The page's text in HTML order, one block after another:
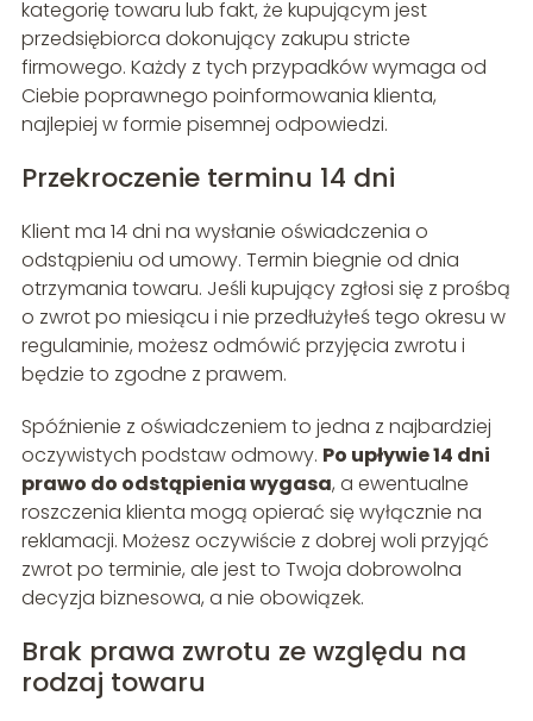
kategorię towaru lub fakt, że kupującym jest
przedsiębiorca dokonujący zakupu stricte
firmowego. Każdy z tych przypadków wymaga od
Ciebie poprawnego poinformowania klienta,
najlepiej w formie pisemnej odpowiedzi.
Przekroczenie terminu 14 dni
Klient ma 14 dni na wysłanie oświadczenia o
odstąpieniu od umowy. Termin biegnie od dnia
otrzymania towaru. Jeśli kupujący zgłosi się z prośbą
o zwrot po miesiącu i nie przedłużyłeś tego okresu w
regulaminie, możesz odmówić przyjęcia zwrotu i
będzie to zgodne z prawem.
Spóźnienie z oświadczeniem to jedna z najbardziej
oczywistych podstaw odmowy. Po upływie 14 dni
prawo do odstąpienia wygasa, a ewentualne
roszczenia klienta mogą opierać się wyłącznie na
reklamacji. Możesz oczywiście z dobrej woli przyjąć
zwrot po terminie, ale jest to Twoja dobrowolna
decyzja biznesowa, a nie obowiązek.
Brak prawa zwrotu ze względu na
rodzaj towaru